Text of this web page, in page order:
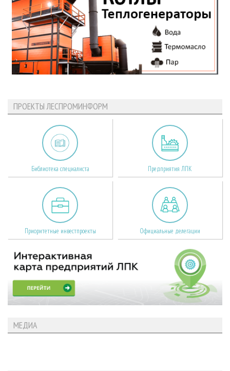
ПРОЕКТЫ ЛЕСПРОМИНФОРМ
Библиотека специалиста Предприятия ЛПК
Приоритетные инвестпроекты Официальные делегации
МЕДИА